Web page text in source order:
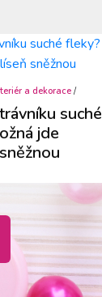
a dekorace/
suché
jde